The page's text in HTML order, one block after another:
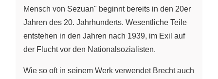
Mensch von Sezuan" beginnt bereits in den 20er
Jahren des 20. Jahrhunderts. Wesentliche Teile
entstehen in den Jahren nach 1939, im Exil auf
der Flucht vor den Nationalsozialisten.
Wie so oft in seinem Werk verwendet Brecht auch